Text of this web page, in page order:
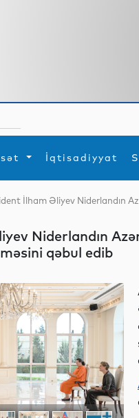
İqtisadiyyat
Xarici siyasət
Daxili siyasət
Turizm
Elm
Din
Hadisə
İlham Əliyev Niderlandın
Niderlandın
qəbul edib